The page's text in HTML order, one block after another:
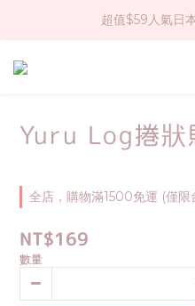
社群大人氣！
超值$59人氣日
全店$1500
Yuru Log捲
全店，購物滿1500免運 (僅
NT$169
數量